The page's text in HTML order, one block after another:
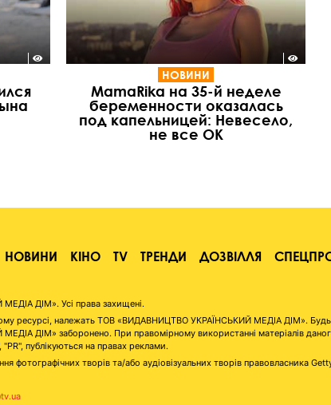
НОВИНИ
MamaRika на 35-й неделе
беременности оказалась
под капельницей: Невесело,
не все ОК
НОВИНИ КІНО TV ТРЕНДИ ДОЗВІЛЛЯ
ДІМ». Усі права захищені.
ресурсі, належать ТОВ «ВИДАВНИЦТВО УКРАЇНСЬКИЙ МЕДІА ДІМ».
ДІМ» заборонено. При правомірному використанні матеріалів
публікуються на правах реклами.
фотографічних творів та/або аудіовізуальних творів правовласника